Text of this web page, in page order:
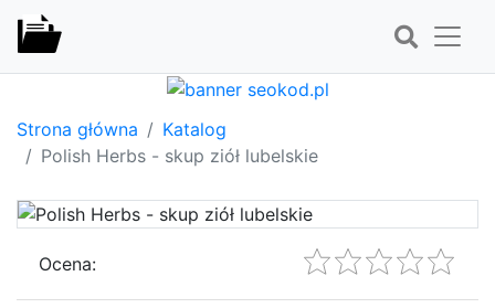
Strona główna
Katalog
Polish Herbs - skup ziół lubelskie
Ocena: